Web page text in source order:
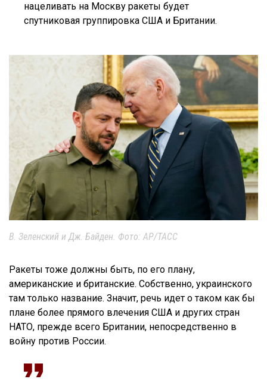
нацеливать на Москву ракеты будет
спутниковая группировка США и Британии.
В. Зеленский и Дж. Байден. Фото: AP/ТАСС
Ракеты тоже должны быть, по его плану,
американские и британские. Собственно, украинского
там только название. Значит, речь идет о таком как бы
плане более прямого влечения США и других стран
НАТО, прежде всего Британии, непосредственно в
войну против России.